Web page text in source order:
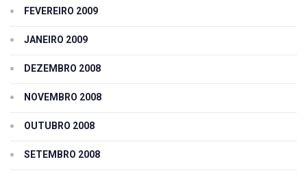
FEVEREIRO 2009
JANEIRO 2009
DEZEMBRO 2008
NOVEMBRO 2008
OUTUBRO 2008
SETEMBRO 2008